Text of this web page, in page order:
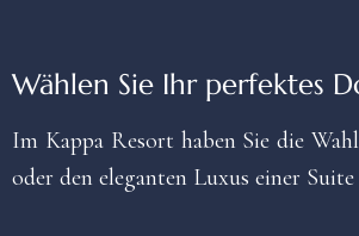
Wählen Sie Ihr perfektes
Im Kappa Resort haben Sie die
oder den eleganten Luxus einer